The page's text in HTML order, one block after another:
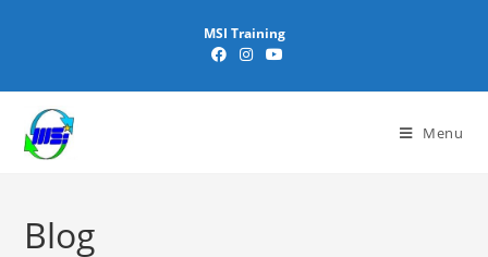
MSI Training
Menu
Blog